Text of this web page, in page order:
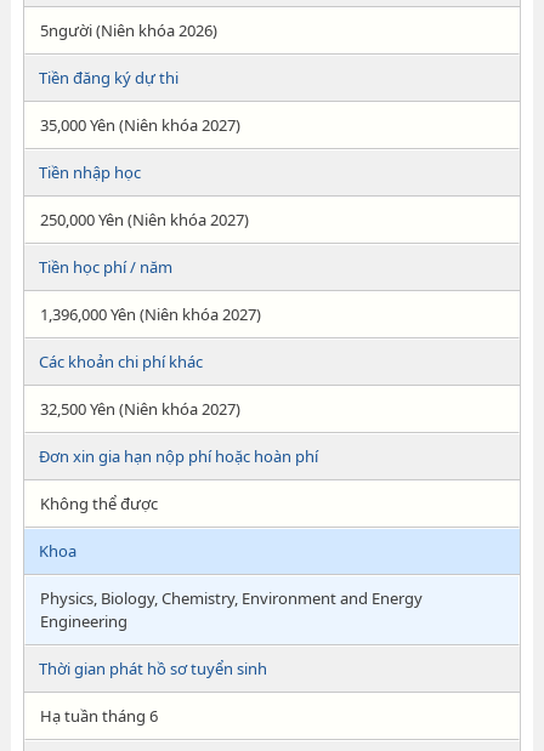
5người (Niên khóa 2026)
Tiền đăng ký dự thi
35,000 Yên (Niên khóa 2027)
Tiền nhập học
250,000 Yên (Niên khóa 2027)
Tiền học phí / năm
1,396,000 Yên (Niên khóa 2027)
Các khoản chi phí khác
32,500 Yên (Niên khóa 2027)
Đơn xin gia hạn nộp phí hoặc hoàn phí
Không thể được
Khoa
Physics, Biology, Chemistry, Environment and Energy
Engineering
Thời gian phát hồ sơ tuyển sinh
Hạ tuần tháng 6